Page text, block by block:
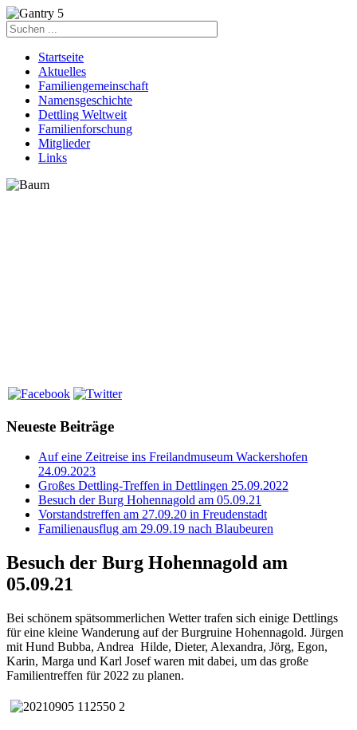
Startseite
Aktuelles
Familiengemeinschaft
Namensgeschichte
Dettling Weltweit
Familienforschung
Mitglieder
Links
Neueste Beiträge
Auf eine Zeitreise ins Freilandmuseum Wackershofen
24.09.2023
Großes Dettling-Treffen in Dettlingen 25.09.2022
Besuch der Burg Hohennagold am 05.09.21
Vorstandstreffen am 27.09.20 in Freudenstadt
Familienausflug am 29.09.19 nach Blaubeuren
Besuch der Burg Hohennagold am
05.09.21
Bei schönem spätsommerlichen Wetter trafen sich einige Dettlings
für eine kleine Wanderung auf der Burgruine Hohennagold. Jürgen
mit Hund Bubba, Andrea Hilde, Dieter, Alexandra, Jörg, Egon,
Karin, Marga und Karl Josef waren mit dabei, um das große
Familientreffen für 2022 zu planen.